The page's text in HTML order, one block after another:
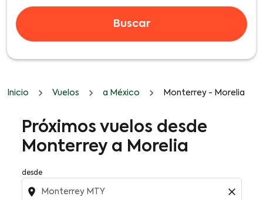
Buscar
Inicio Vuelos a México Monterrey - Morelia
Próximos vuelos desde
Monterrey a Morelia
desde
location_on close
Intenta cambiando tu origen y destino para poder